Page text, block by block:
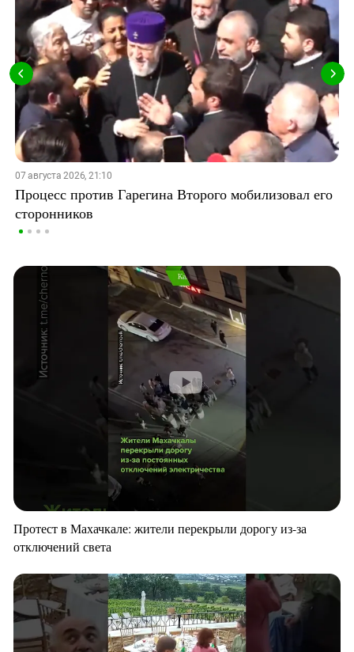
07 августа 2026, 21:10
Процесс против Гарегина Второго мобилизовал его
сторонников
Протест в Махачкале: жители перекрыли дорогу из-за
отключений света